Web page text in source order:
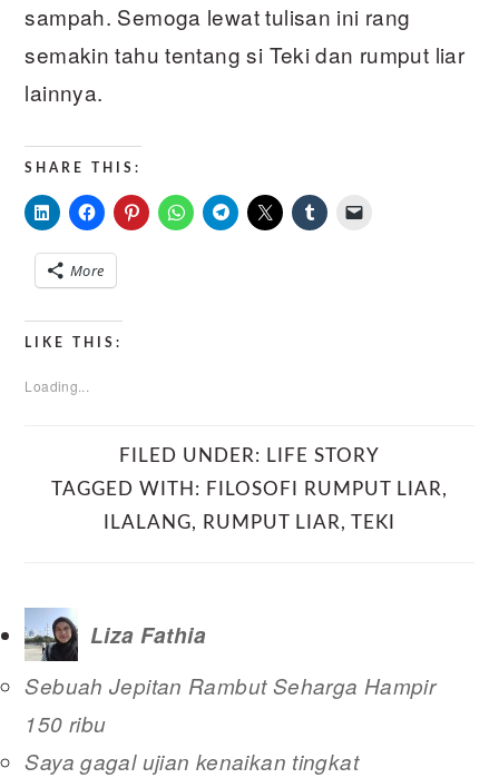
sampah. Semoga lewat tulisan ini rang
semakin tahu tentang si Teki dan rumput liar
lainnya.
SHARE THIS:
More
LIKE THIS:
Loading...
FILED UNDER: LIFE STORY
TAGGED WITH: FILOSOFI RUMPUT LIAR,
ILALANG, RUMPUT LIAR, TEKI
Liza Fathia
Sebuah Jepitan Rambut Seharga Hampir
150 ribu
Saya gagal ujian kenaikan tingkat